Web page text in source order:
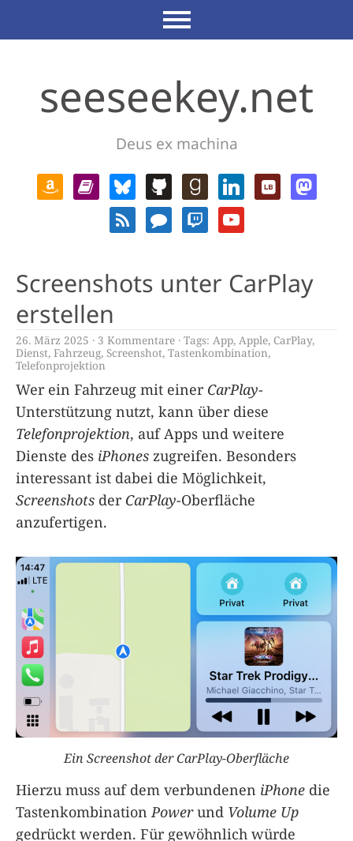
seeseekey.net
Deus ex machina
Screenshots unter CarPlay
erstellen
26. März 2025 3 Kommentare Tags: App, Apple, CarPlay,
Dienst, Fahrzeug, Screenshot, Tastenkombination,
Telefonprojektion
Wer ein Fahrzeug mit einer CarPlay-
Unterstützung nutzt, kann über diese
Telefonprojektion, auf Apps und weitere
Dienste des iPhones zugreifen. Besonders
interessant ist dabei die Möglichkeit,
Screenshots der CarPlay-Oberfläche
anzufertigen.
Ein Screenshot der CarPlay-Oberfläche
Hierzu muss auf dem verbundenen iPhone die
TastenkombinationPowerund Volume Up
gedrückt werden. Für gewöhnlich würde